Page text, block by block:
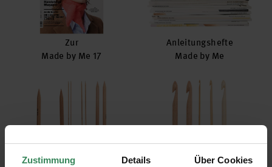
Zustimmung Details Über Cookies
Zur
Made by Me 17
Anleitungshefte
Made by Me